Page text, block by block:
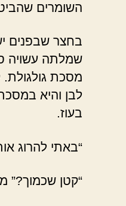
השומרים
בחצר שבפנים
שמלתה עשויה
מסכת גולגולת.
לבן והיא
בעוז.
“באתי להרוג
“קטן שכמוך?”